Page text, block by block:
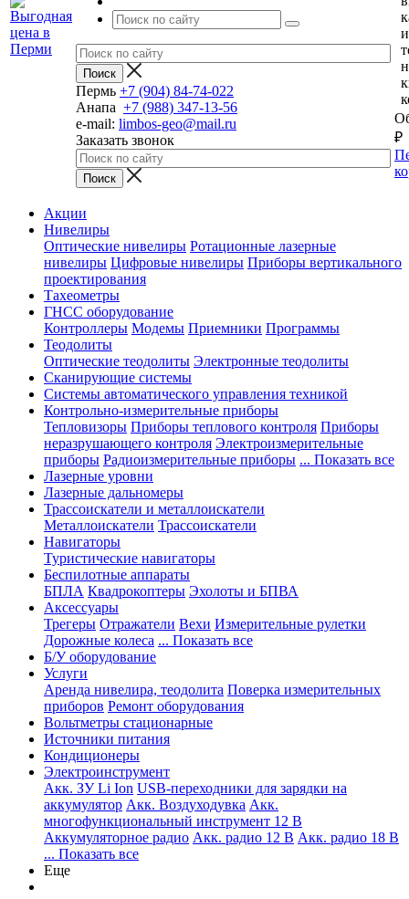
Пермь +7 (904) 84-74-022
Анапа +7 (988) 347-13-56
e-mail: limbos-geo@mail.ru
Заказать звонок
₽
Акции
Нивелиры
Оптические нивелиры Ротационные лазерные
нивелиры Цифровые нивелиры Приборы вертикального
проектирования
Тахеометры
ГНСС оборудование
Контроллеры Модемы Приемники Программы
Теодолиты
Оптические теодолиты Электронные теодолиты
Сканирующие системы
Системы автоматического управления техникой
Контрольно-измерительные приборы
Тепловизоры Приборы теплового контроля Приборы
неразрушающего контроля Электроизмерительные
приборы Радиоизмерительные приборы ... Показать все
Лазерные уровни
Лазерные дальномеры
Трассоискатели и металлоискатели
Металлоискатели Трассоискатели
Навигаторы
Туристические навигаторы
Беспилотные аппараты
БПЛА Квадрокоптеры Эхолоты и БПВА
Аксессуары
Трегеры Отражатели Вехи Измерительные рулетки
Дорожные колеса ... Показать все
Б/У оборудование
Услуги
Аренда нивелира, теодолита Поверка измерительных
приборов Ремонт оборудования
Вольтметры стационарные
Источники питания
Кондиционеры
Электроинструмент
Aкк. ЗУ Li Ion USB-переходники для зарядки на
аккумулятор Акк. Воздуходувка Акк.
многофункциональный инструмент 12 В
Аккумуляторное радио Акк. радио 12 В Акк. радио 18 В
... Показать все
Еще